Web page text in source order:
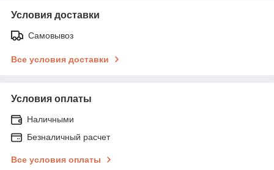
Условия доставки
Самовывоз
Все условия доставки
Условия оплаты
Наличными
Безналичный расчет
Все условия оплаты